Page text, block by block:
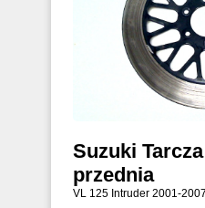
Suzuki
przednia
VL 125 Intruder 2001-2007